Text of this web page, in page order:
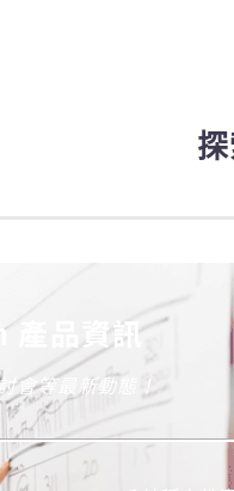
品資訊
會等最新動態！